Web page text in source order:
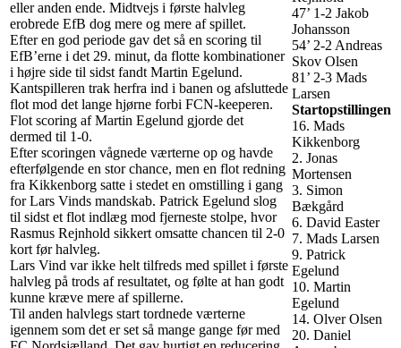
eller anden ende. Midtvejs i første halvleg
erobrede EfB dog mere og mere af spillet.
Efter en god periode gav det så en scoring til
EfB’erne i det 29. minut, da flotte kombinationer
i højre side til sidst fandt Martin Egelund.
Kantspilleren trak herfra ind i banen og afsluttede
flot mod det lange hjørne forbi FCN-keeperen.
Flot scoring af Martin Egelund gjorde det
dermed til 1-0.
Efter scoringen vågnede værterne op og havde
efterfølgende en stor chance, men en flot redning
fra Kikkenborg satte i stedet en omstilling i gang
for Lars Vinds mandskab. Patrick Egelund slog
til sidst et flot indlæg mod fjerneste stolpe, hvor
Rasmus Rejnhold sikkert omsatte chancen til 2-0
kort før halvleg.
Lars Vind var ikke helt tilfreds med spillet i første
halvleg på trods af resultatet, og følte at han godt
kunne kræve mere af spillerne.
Til anden halvlegs start tordnede værterne
igennem som det er set så mange gange før med
47’ 1-2 Jakob
Johansson
54’ 2-2 Andreas
Skov Olsen
81’ 2-3 Mads
Larsen
Startopstillingen
16. Mads
Kikkenborg
2. Jonas
Mortensen
3. Simon
Bækgård
6. David Easter
7. Mads Larsen
9. Patrick
Egelund
10. Martin
Egelund
14. Olver Olsen
20. Daniel